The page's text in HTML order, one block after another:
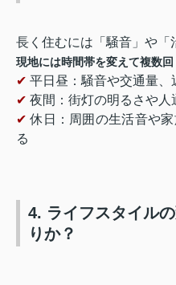
長く住むには「騒音」や「
現地には時間帯を変えて複数回
✔ 平日昼：騒音や交通量
✔ 夜間：街灯の明るさや人
✔ 休日：周囲の生活音や
る
4. ライフスタイル
りか？